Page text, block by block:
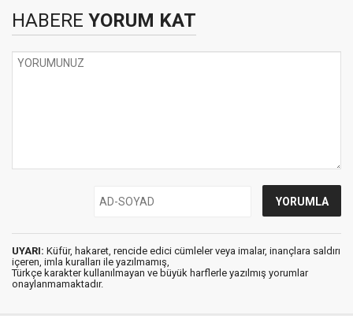
HABERE YORUM KAT
UYARI: Küfür, hakaret, rencide edici cümleler veya imalar, inançlara saldırı
içeren, imla kuralları ile yazılmamış,
Türkçe karakter kullanılmayan ve büyük harflerle yazılmış yorumlar
onaylanmamaktadır.